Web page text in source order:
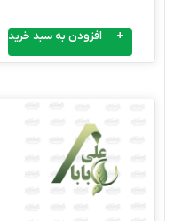
افزودن به سبد خرید